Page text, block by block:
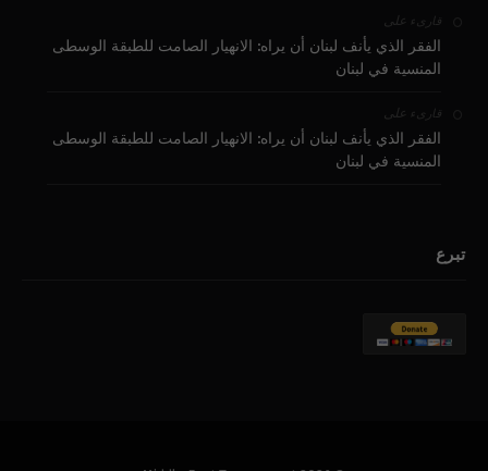
قارىء على
الفقر الذي يأنف لبنان أن يراه: الانهيار الصامت للطبقة الوسطى
المنسية في لبنان
قارىء على
الفقر الذي يأنف لبنان أن يراه: الانهيار الصامت للطبقة الوسطى
المنسية في لبنان
تبرع